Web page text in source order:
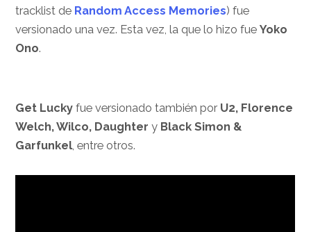
tracklist de Random Access Memories) fue
versionado una vez. Esta vez, la que lo hizo fueYoko
Ono.
Get Lucky fue versionado también porU2, Florence
Welch, Wilco, Daughtery Black Simon &
Garfunkel, entre otros.